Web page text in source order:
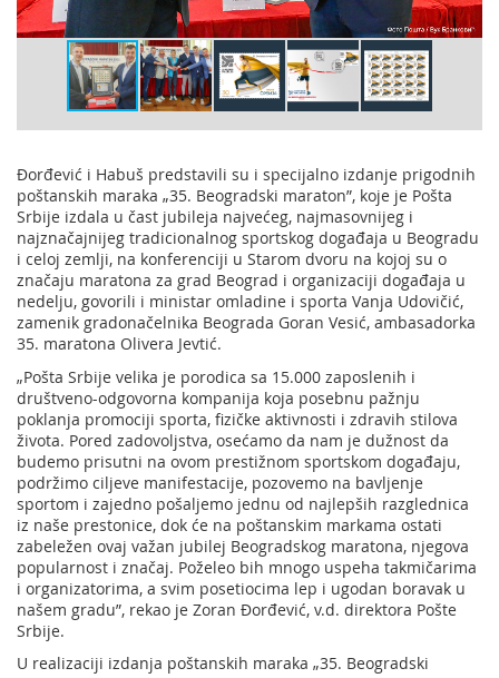
Đorđević i Habuš predstavili su i specijalno izdanje prigodnih
poštanskih maraka „35. Beogradski maraton”, koje je Pošta
Srbije izdala u čast jubileja najvećeg, najmasovnijeg i
najznačajnijeg tradicionalnog sportskog događaja u Beogradu
i celoj zemlji, na konferenciji u Starom dvoru na kojoj su o
značaju maratona za grad Beograd i organizaciji događaja u
nedelju, govorili i ministar omladine i sporta Vanja Udovičić,
zamenik gradonačelnika Beograda Goran Vesić, ambasadorka
35. maratona Olivera Jevtić.
„Pošta Srbije velika je porodica sa 15.000 zaposlenih i
društveno-odgovorna kompanija koja posebnu pažnju
poklanja promociji sporta, fizičke aktivnosti i zdravih stilova
života. Pored zadovoljstva, osećamo da nam je dužnost da
budemo prisutni na ovom prestižnom sportskom događaju,
podržimo ciljeve manifestacije, pozovemo na bavljenje
sportom i zajedno pošaljemo jednu od najlepših razglednica
iz naše prestonice, dok će na poštanskim markama ostati
zabeležen ovaj važan jubilej Beogradskog maratona, njegova
popularnost i značaj. Poželeo bih mnogo uspeha takmičarima
i organizatorima, a svim posetiocima lep i ugodan boravak u
našem gradu”, rekao je Zoran Đorđević, v.d. direktora Pošte
Srbije.
U realizaciji izdanja poštanskih maraka „35. Beogradski